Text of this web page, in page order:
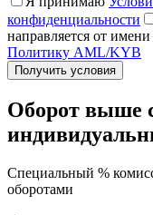
конфиденциальности
направляется от
Политику AML/KYB
Получить условия
Оборот выше
Специальный %
оборотами